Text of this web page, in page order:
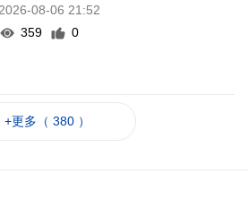
08-06 21:52
359
0
+更多（ 380 ）